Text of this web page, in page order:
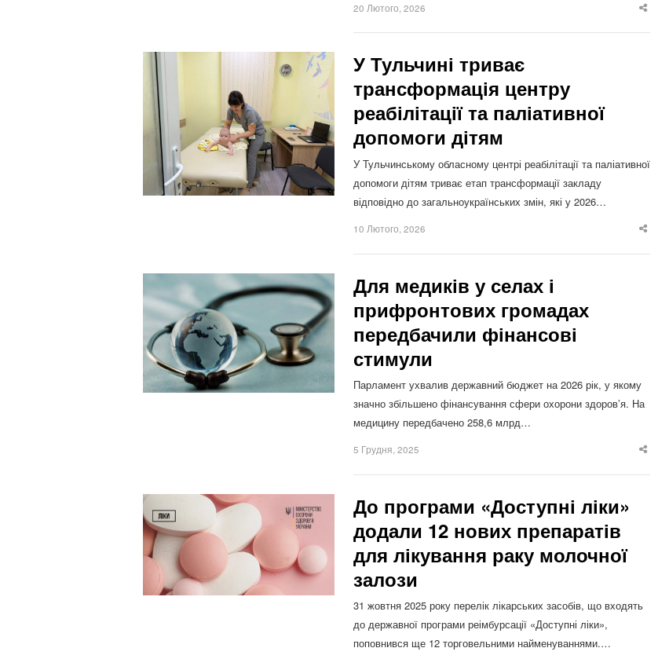
20 Лютого, 2026
Share
У Тульчині триває
трансформація центру
реабілітації та паліативної
допомоги дітям
У Тульчинському обласному центрі реабілітації та паліативної
допомоги дітям триває етап трансформації закладу
відповідно до загальноукраїнських змін, які у 2026…
10 Лютого, 2026
Share
Для медиків у селах і
прифронтових громадах
передбачили фінансові
стимули
Парламент ухвалив державний бюджет на 2026 рік, у якому
значно збільшено фінансування сфери охорони здоров’я. На
медицину передбачено 258,6 млрд…
5 Грудня, 2025
Share
До програми «Доступні ліки»
додали 12 нових препаратів
для лікування раку молочної
залози
31 жовтня 2025 року перелік лікарських засобів, що входять
до державної програми реімбурсації «Доступні ліки»,
поповнився ще 12 торговельними найменуваннями.…